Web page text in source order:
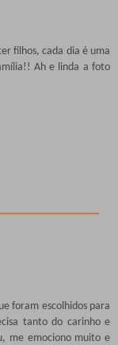
filhos, cada dia é uma
Ah e linda a foto
foram escolhidos para
tanto do carinho e
me emociono muito e